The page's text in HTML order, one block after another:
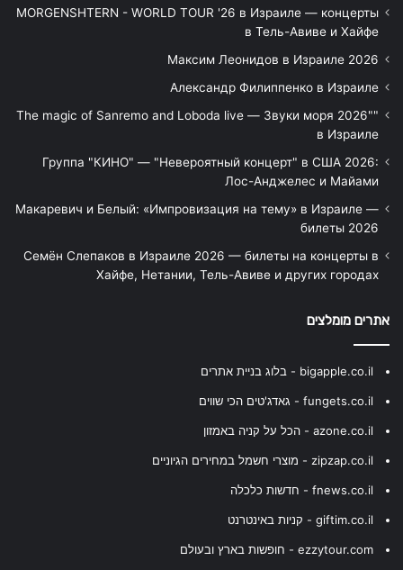
MORGENSHTERN - WORLD TOUR '26 в Израиле — концерты
в Тель-Авиве и Хайфе
Максим Леонидов в Израиле 2026
Александр Филиппенко в Израиле
"The magic of Sanremo and Loboda live — Звуки моря 2026"
в Израиле
Группа "КИНО" — "Невероятный концерт" в США 2026:
Лос-Анджелес и Майами
Макаревич и Белый: «Импровизация на тему» в Израиле —
билеты 2026
Семён Слепаков в Израиле 2026 — билеты на концерты в
Хайфе, Нетании, Тель-Авиве и других городах
אתרים מומלצים
bigapple.co.il - בלוג בניית אתרים
fungets.co.il - גאדג'טים הכי שווים
azone.co.il - הכל על קניה באמזון
zipzap.co.il - מוצרי חשמל במחירים הגיוניים
fnews.co.il - חדשות כלכלה
giftim.co.il - קניות באינטרנט
ezzytour.com - חופשות בארץ ובעולם